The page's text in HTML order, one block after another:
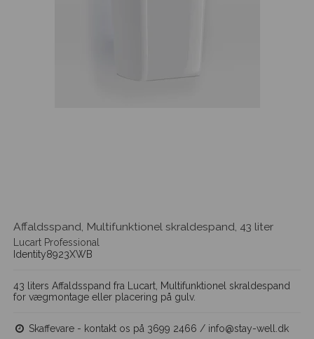
Affaldsspand, Multifunktionel skraldespand, 43 liter
Lucart Professional
Identity8923XWB
43 liters Affaldsspand fra Lucart, Multifunktionel skraldespand
for vægmontage eller placering på gulv.
Skaffevare - kontakt os på 3699 2466 / info@stay-well.dk